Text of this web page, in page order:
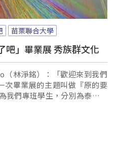
苗栗聯合大學
吧」畢業展 秀族群文化
（林淨銘）：「歡迎來到我們
次畢業展的主題叫做『原的要
們專班學生，分別為泰雅族
泰美了吧作為我們展間名稱，
覽的時候，可以驚嘆一句泰